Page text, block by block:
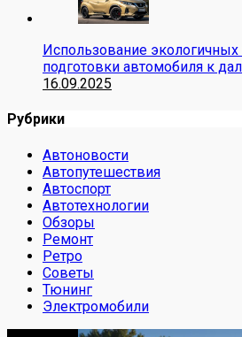
Использование
подготовки автомобиля к
16.09.2025
Рубрики
Автоновости
Автопутешествия
Автоспорт
Автотехнологии
Обзоры
Ремонт
Ретро
Советы
Тюнинг
Электромобили